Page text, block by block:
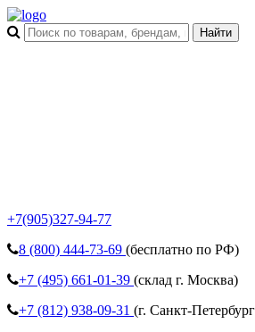
+7(905)327-94-77
8 (800) 444-73-69 (бесплатно по РФ)
+7 (495) 661-01-39 (склад г. Москва)
+7 (812) 938-09-31 (г. Санкт-